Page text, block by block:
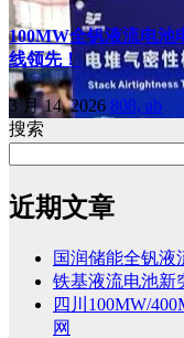
100MW全钒液流电池
线领先！
3 月 14, 2026 808, ab
搜索
近期文章
国润储能全钒液
铁基液流电池新
四川100MW/
网